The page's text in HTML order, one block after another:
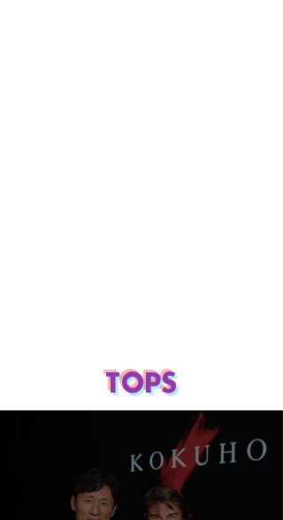
TOPS